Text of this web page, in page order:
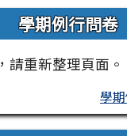
學期例行問卷
請重新整理頁面。
學